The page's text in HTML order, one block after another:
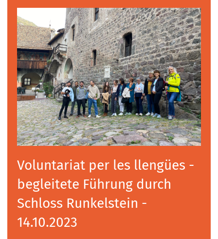
Voluntariat per les llengües -
begleitete Führung durch
Schloss Runkelstein -
14.10.2023